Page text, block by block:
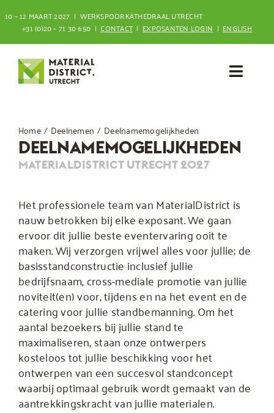
naar
inhoud
10 – 12 MAART 2027 | WERKSPOORKATHEDRAAL UTRECHT
+31 (0)20 – 71 30 650 | CONTACT| EXPOSANTEN LOGIN | ENGLISH
Deelnemen
Home Deelnemen Deelnamemogelijkheden
DEELNAMEMOGELIJKHEDEN
MATERIALDISTRICT UTRECHT 2027
Het professionele team van MaterialDistrict is
nauw betrokken bij elke exposant. We gaan
ervoor dit jullie beste eventervaring ooit te
maken. Wij verzorgen vrijwel alles voor jullie; de
basisstandconstructie inclusief jullie
bedrijfsnaam, cross-mediale promotie van jullie
noviteit(en) voor, tijdens en na het event en de
catering voor jullie standbemanning. Om het
aantal bezoekers bij jullie stand te
maximaliseren, staan onze ontwerpers
kosteloos tot jullie beschikking voor het
ontwerpen van een succesvol standconcept
waarbij optimaal gebruik wordt gemaakt van de
aantrekkingskracht van jullie materialen.